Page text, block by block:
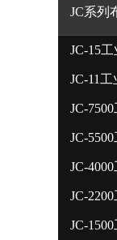
JC系列
JC-15
JC-11
JC-
JC-
JC-
JC-
JC-